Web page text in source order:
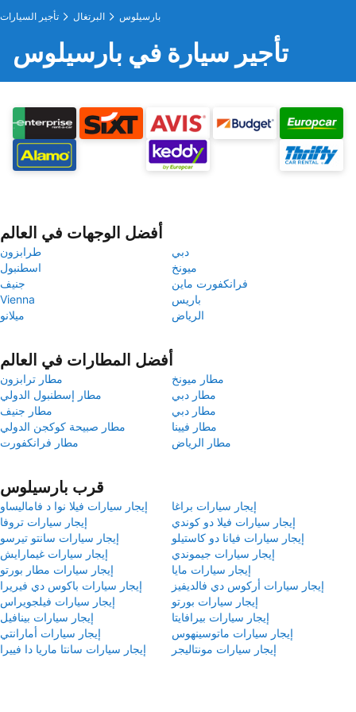
تأجير السيارات البرتغال بارسيلوس
تأجير سيارة في بارسيلوس
أفضل الوجهات في العالم
طرابزون
دبي
اسطنبول
ميونخ
جنيف
فرانكفورت ماين
Vienna
باريس
ميلانو
الرياض
أفضل المطارات في العالم
مطار ترابزون
مطار ميونخ
مطار إسطنبول الدولي
مطار دبي
مطار جنيف
مطار دبي
مطار صبيحة كوكجن الدولي
مطار فيينا
مطار فرانكفورت
مطار الرياض
قرب بارسيلوس
إيجار سيارات فيلا نوا د فاماليساو
إيجار سيارات براغا
إيجار سيارات تروفا
إيجار سيارات فيلا دو كوندي
إيجار سيارات سانتو تيرسو
إيجار سيارات فيانا دو كاستيلو
إيجار سيارات غيمارايش
إيجار سيارات جيموندي
إيجار سيارات مطار بورتو
إيجار سيارات مايا
إيجار سيارات باكوس دي فيريرا
إيجار سيارات أركوس دي فالديفيز
إيجار سيارات فيلجويراس
إيجار سيارات بورتو
إيجار سيارات بينافيل
إيجار سيارات بيرافايتا
إيجار سيارات أمارانتي
إيجار سيارات ماتوسينهوس
إيجار سيارات سانتا ماريا دا فييرا
إيجار سيارات مونتاليجر